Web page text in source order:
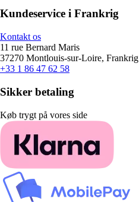
Kundeservice i Frankrig
Kontakt os
11 rue Bernard Maris
37270 Montlouis-sur-Loire, Frankrig
+33 1 86 47 62 58
Sikker betaling
Køb trygt på vores side